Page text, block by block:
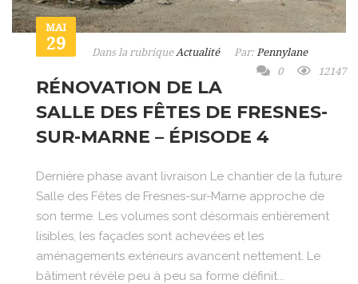
MAI
29 Dans la rubrique Actualité Par: Pennylane
0
12147
RÉNOVATION DE LA
SALLE DES FÊTES DE FRESNES-
SUR-MARNE – ÉPISODE 4
Dernière phase avant livraison Le chantier de la future
Salle des Fêtes de Fresnes-sur-Marne approche de
son terme. Les volumes sont désormais entièrement
lisibles, les façades sont achevées et les
aménagements extérieurs avancent nettement. Le
bâtiment révèle peu à peu sa forme définit...